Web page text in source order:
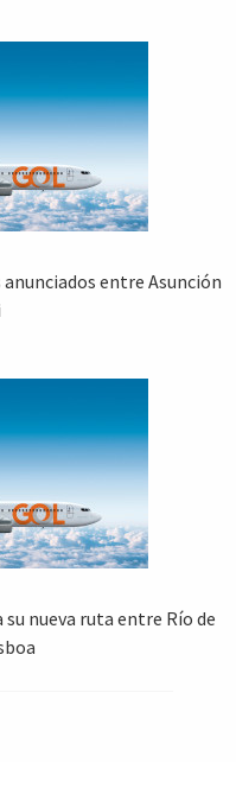
entre Asunción
nueva ruta entre Río de